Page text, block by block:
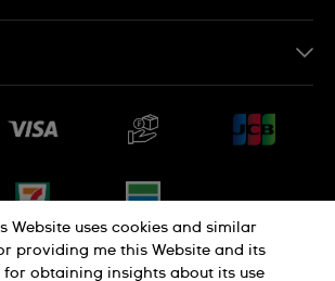
Website uses cookies and similar
providing me this Website and its
obtaining insights about its use